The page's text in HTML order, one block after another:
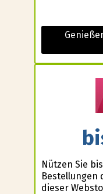
Nützen Sie
Bestellungen
dieser